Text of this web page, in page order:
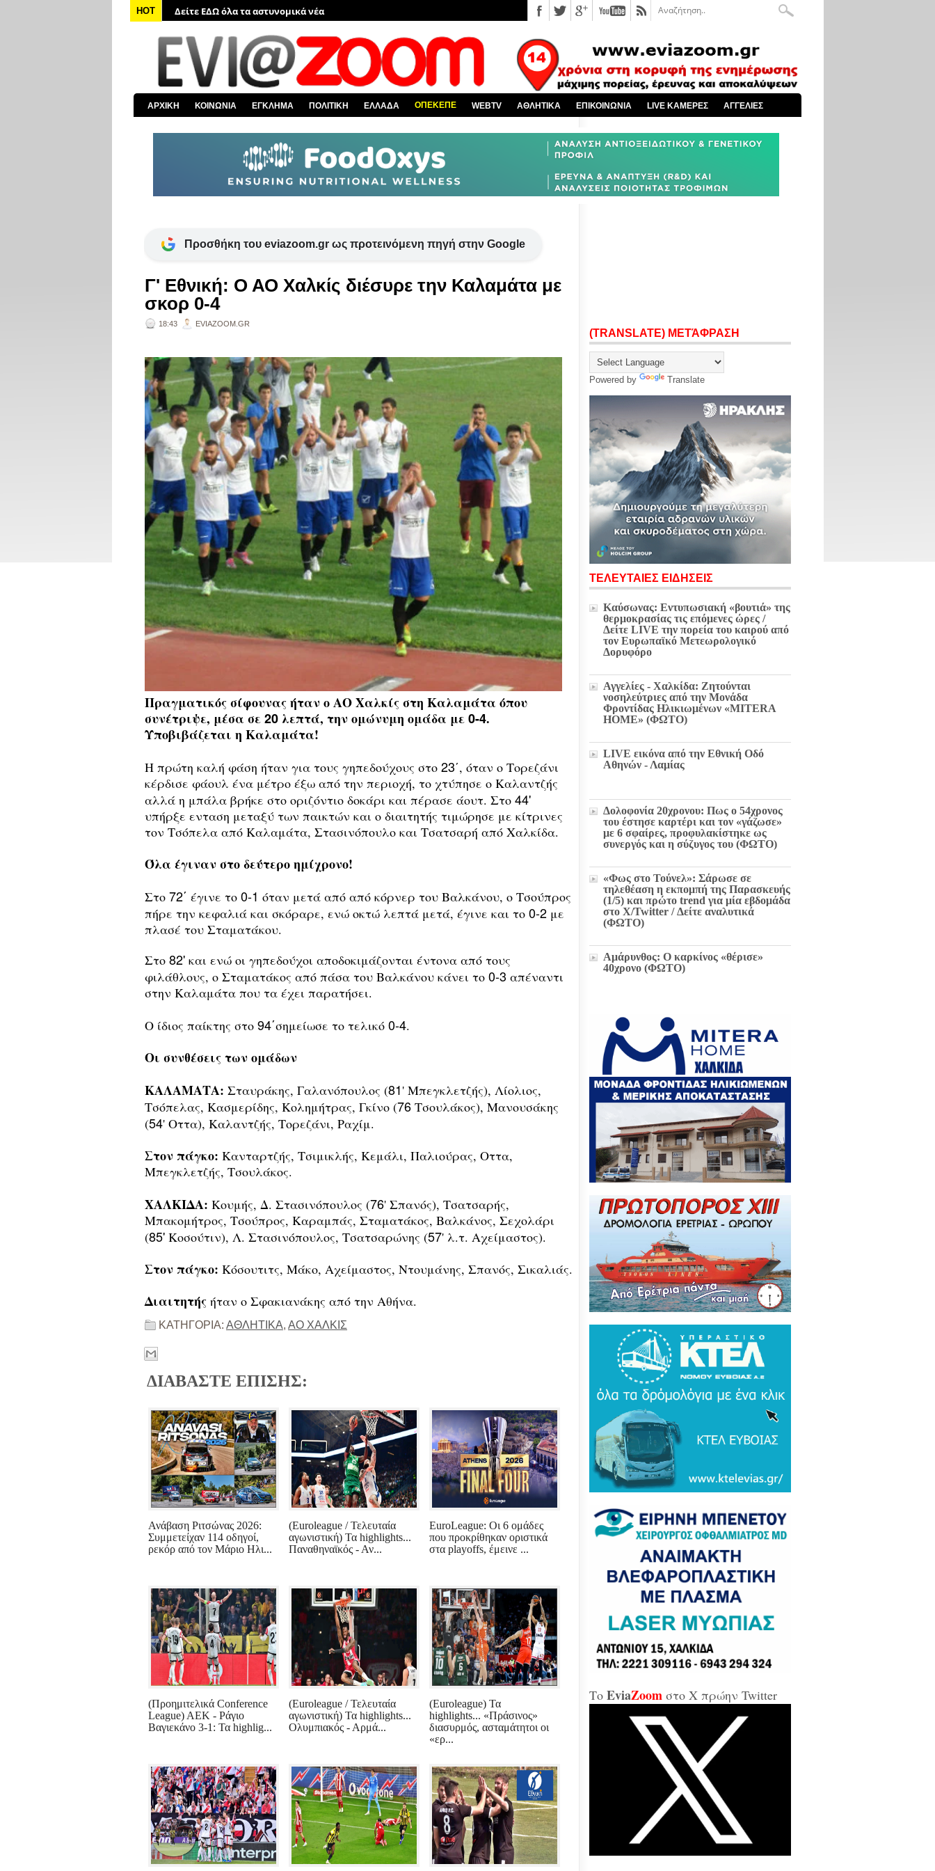
HOT
Δείτε ΕΔΩ όλα τα νέα από τον κόσμο
Δείτε ΕΔΩ όλα τα νέα για την Χαλκίδα και όλη την Εύβοια
Δείτε ΕΔΩ όλες τις ειδήσεις από την Ελλάδα
Δείτε ΕΔΩ όλα τα πολιτικά νέα
ΑΡΧΙΚΗ ΚΟΙΝΩΝΙΑ ΕΓΚΛΗΜΑ ΠΟΛΙΤΙΚΗ ΕΛΛΑΔΑ ΟΠΕΚΕΠΕ WEBTV ΑΘΛΗΤΙΚΑ ΕΠΙΚΟΙΝΩΝΙΑ LIVE ΚΑΜΕΡΕΣ ΑΓΓΕΛΙΕΣ
Προσθήκη του eviazoom.gr ως προτεινόμενη πηγή στην Google
Γ' Εθνική: Ο ΑΟ Χαλκίς διέσυρε την Καλαμάτα με
σκορ 0-4
18:43 EVIAZOOM.GR
Πραγματικός σίφουνας ήταν ο ΑΟ Χαλκίς στη Καλαμάτα όπου
συνέτριψε, μέσα σε20 λεπτά, την ομώνυμη ομάδα με0-4.
Υποβιβάζεται η Καλαμάτα!
Η πρώτη καλή φάση ήταν για τους γηπεδούχους στο 23΄, όταν ο Τορεζάνι
κέρδισε φάουλ ένα μέτρο έξω από την περιοχή, το χτύπησε ο Καλαντζής
αλλά η μπάλα βρήκε στο οριζόντιο δοκάρι και πέρασε άουτ. Στο 44'
υπήρξε ενταση μεταξύ των παικτών και ο διαιτητής τιμώρησε με κίτρινες
τον Τσόπελα από Καλαμάτα, Στασινόπουλο και Τσατσαρή από Χαλκίδα.
Όλα έγιναν στο δεύτερο ημίχρονο!
Στο 72΄ έγινε το 0-1 όταν μετά από από κόρνερ του Βαλκάνου, ο Τσούπρος
πήρε την κεφαλιά και σκόραρε, ενώ οκτώ λεπτά μετά, έγινε και το 0-2 με
πλασέ του Σταματάκου.
Στο 82' και ενώ οι γηπεδούχοι αποδοκιμάζονται έντονα από τους
φιλάθλους, ο Σταματάκος από πάσα του Βαλκάνου κάνει το 0-3 απέναντι
στην Καλαμάτα που τα έχει παρατήσει.
Ο ίδιος παίκτης στο 94΄σημείωσε το τελικό 0-4.
Οι συνθέσεις των ομάδων
ΚΑΛΑΜΑΤΑ: Σταυράκης, Γαλανόπουλος (81' Μπεγκλετζής), Λίολιος,
Τσόπελας, Κασμερίδης, Κολημήτρας, Γκίνο (76 Τσουλάκος), Μανουσάκης
(54' Οττα), Καλαντζής, Τορεζάνι, Ραχίμ.
Στον πάγκο: Κανταρτζής, Τσιμικλής, Κεμάλι, Παλιούρας, Οττα,
Μπεγκλετζής, Τσουλάκος.
ΧΑΛΚΙΔΑ: Κουμής, Δ. Στασινόπουλος (76' Σπανός), Τσατσαρής,
Μπακομήτρος, Τσούπρος, Καραμπάς, Σταματάκος, Βαλκάνος, Σεχολάρι
(85' Κοσούτιν), Λ. Στασινόπουλος, Τσατσαρώνης (57' λ.τ. Αχείμαστος).
Στον πάγκο: Κόσουτιτς, Μάκο, Αχείμαστος, Ντουμάνης, Σπανός, Σικαλιάς.
Διαιτητής ήταν ο Σφακιανάκης από την Αθήνα.
ΚΑΤΗΓΟΡΙΑ: ΑΘΛΗΤΙΚΑ, ΑΟ ΧΑΛΚΙΣ
ΔΙΑΒΑΣΤΕ ΕΠΙΣΗΣ:
Ανάβαση Ριτσώνας 2026:
Συμμετείχαν 114 οδηγοί,
ρεκόρ από τον Μάριο Ηλι...
(Euroleague / Τελευταία
αγωνιστική) Τα highlights...
Παναθηναϊκός - Αν...
EuroLeague: Οι 6 ομάδες
που προκρίθηκαν οριστικά
στα playoffs, έμεινε ...
(Προημιτελικά Conference
League) ΑΕΚ - Ράγιο
Βαγιεκάνο 3-1: Τα highlig...
(Euroleague / Τελευταία
αγωνιστική) Τα highlights...
Ολυμπιακός - Αρμά...
(Euroleague) Τα
highlights... «Πράσινος»
διασυρμός, ασταμάτητοι οι
«ερ...
(TRANSLATE) ΜΕΤΆΦΡΑΣΗ
Powered by Translate
ΤΕΛΕΥΤΑΙΕΣ ΕΙΔΗΣΕΙΣ
Καύσωνας: Εντυπωσιακή «βουτιά» της
θερμοκρασίας τις επόμενες ώρες /
Δείτε LIVE την πορεία του καιρού από
τον Ευρωπαϊκό Μετεωρολογικό
Δορυφόρο
Αγγελίες - Χαλκίδα: Ζητούνται
νοσηλεύτριες από την Μονάδα
Φροντίδας Ηλικιωμένων «MITERA
HOME» (ΦΩΤΟ)
LIVE εικόνα από την Εθνική Οδό
Αθηνών - Λαμίας
Δολοφονία 20χρονου: Πως ο 54χρονος
του έστησε καρτέρι και τον «γάζωσε»
με 6 σφαίρες, προφυλακίστηκε ως
συνεργός και η σύζυγος του (ΦΩΤΟ)
«Φως στο Τούνελ»: Σάρωσε σε
τηλεθέαση η εκπομπή της Παρασκευής
(1/5) και πρώτο trend για μία εβδομάδα
στο X/Twitter / Δείτε αναλυτικά
(ΦΩΤΟ)
Αμάρυνθος: Ο καρκίνος «θέρισε»
40χρονο (ΦΩΤΟ)
παρελθόν και μέλλον / Αποκλειστικά
στο EviaZoom.gr: Η ένορκη κατάθεση
πρώην Εισαγγελέα Χαλκίδας:
«Διεφθαρμένοι στη Χαλκίδα όλοι οι
διοικούντες δημόσιοι λειτουργοί...»
(ΕΓΓΡΑΦΑ)
Μετά την Χαλκίδα έμεινε χωρίς νερό
και το Βασιλικό λόγω ξανά νέας
έκτακτης βλάβης...
Ζωή Κωνσταντοπούλου για σκάνδαλο
υποκλοπών: «Να κληθεί ο Εισαγγελέας
του Αρείου Πάγου Κ. Τζαβέλλας στην
Επιτροπή Θεσμών και Διαφάνειας της
Βουλής»
Τουρκικά ΜΜΕ: Συναγερμός και
τρόμος σε Ελλάδα και Ισραήλ για τον
νέο Τουρκικό υπερσύχρονο βαλιστικό
πύραυλο με βεληνεκές 6.000 χιλιομέτρα
(ΦΩΤΟ & ΒΙΝΤΕΟ)
Βάκα Gate: Την περίμεναν στη
συνεδρίαση λογοδοσίας και αυτή
μοίραζε μετάλλια και έβλεπε τον
Παναθηναϊκό στο μπάσκετ / Τα άδεια
έδρανα της ξεφτίλας! (ΦΩΤΟ)
Ανεξάρτητος βουλευτής Γιάννης
Σαρακιώτης στο EviaZoom.gr:
«Τριτοκοσμικό το κράτος δικαίου στην
μπανανία του Μητσοτάκη, στο
στόχαστρο του καθεστώτος όσο ποτέ οι
"ενοχλητικοί" δημοσιογράφοι...»
κράτος δικαίου ο Εισαγγελέας του
Αρείου Πάγου θα έπρεπε να τιμωρηθεί
παραδειγματικά...»
«Δώσε και σε εμένα μπάρμπα...»
Χαλκίδα: Άρον άρον την κοπάνησε η
Διοικήτρια της ΔΥΠΑ από το
«αμαρτωλό» Επιμελητήριο Εύβοιας /
«Ήταν προσβλητική, ειρωνική και
απαξιωτική προς τους εργαζόμενους...»
Μύδροι της αντιπολίτευσης για τις νέες
Τζαβέλλας αθώωσε και τον εαυτό του,
καταπάτησε βάναυσα το ήδη
κακοποιημένο κράτος δικαίου με μία
πραξικοματική διάταξη, θα κληθούν
για να λογοδοτήσουν και πρωτίστως ο
διευθύνων και αυτού του εγκλήματος
κ.Μητσοτάκης...»
Χαλκίδα: Δείτε ζωντανά την κίνηση
στη Παλαιά Γέφυρα (LIVE ΕΙΚΟΝΑ)
Το EviaZoom στο X πρώην Twitter